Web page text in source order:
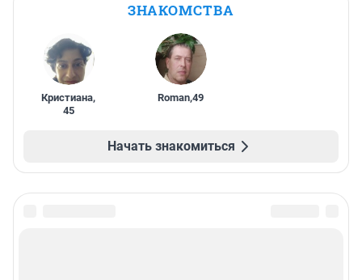
ЗНАКОМСТВА
Кристиана,
45
Roman,49
Начать знакомиться